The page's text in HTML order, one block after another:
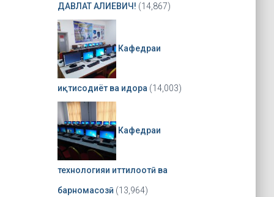
ДАВЛАТ АЛИЕВИЧ! (14,867)
Кафедраи
иқтисодиёт ва идора (14,003)
Кафедраи
технологияи иттилоотӣ ва
барномасозӣ (13,964)